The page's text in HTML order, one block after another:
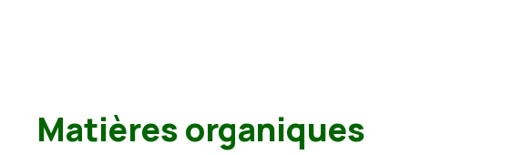
Matières organiques